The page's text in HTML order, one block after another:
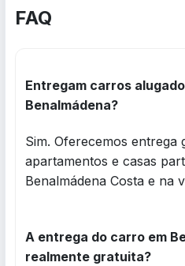
FAQ
Entregam carros
Benalmádena?
Sim. Oferecemos entrega
apartamentos e casas
Benalmádena Costa e na
A entrega do carro em
realmente gratuita?